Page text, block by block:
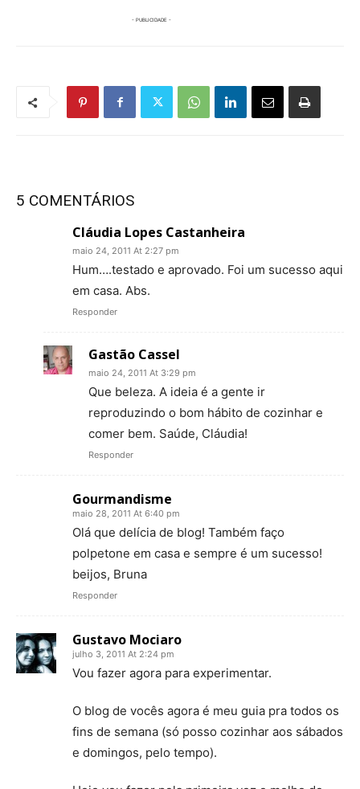
5 COMENTÁRIOS
Cláudia Lopes Castanheira
maio 24, 2011 At 2:27 pm
Hum….testado e aprovado. Foi um sucesso aqui
em casa. Abs.
Responder
Gastão Cassel
maio 24, 2011 At 3:29 pm
Que beleza. A ideia é a gente ir
reproduzindo o bom hábito de cozinhar e
comer bem. Saúde, Cláudia!
Responder
Gourmandisme
maio 28, 2011 At 6:40 pm
Olá que delícia de blog! Também faço
polpetone em casa e sempre é um sucesso!
beijos, Bruna
Responder
Gustavo Mociaro
julho 3, 2011 At 2:24 pm
Vou fazer agora para experimentar.
O blog de vocês agora é meu guia pra todos os
fins de semana (só posso cozinhar aos sábados
e domingos, pelo tempo).